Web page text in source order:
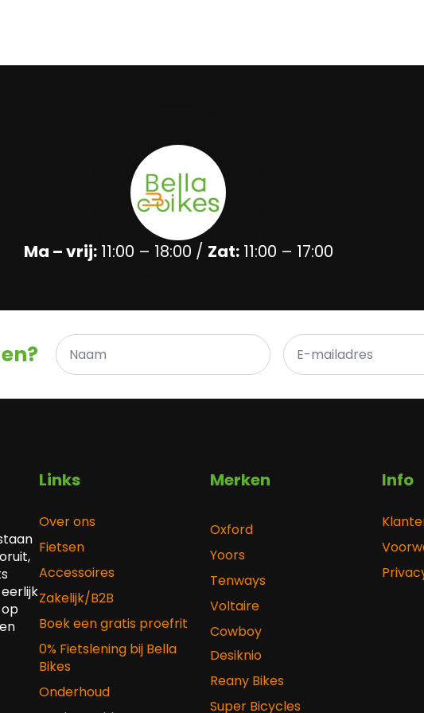
Ma – vrij:11:00 – 18:00 / Zat:11:00 – 17:00
Naam
*
E-
mailadres
*
Links
Over ons
Fietsen
Accessoires
Zakelijk/B2B
Boek een gratis proefrit
0% Fietslening bij Bella
Bikes
Onderhoud
Merken
Oxford
Yoors
Tenways
Voltaire
Cowboy
Desiknio
Reany Bikes
Super Bicycles
Info